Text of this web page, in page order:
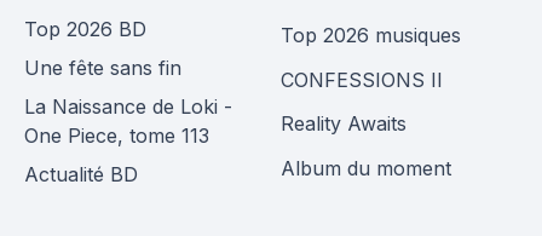
Top 2026 BD
Une fête sans fin
La Naissance de Loki -
One Piece, tome 113
Actualité BD
Top 2026 musiques
CONFESSIONS II
Reality Awaits
Album du moment